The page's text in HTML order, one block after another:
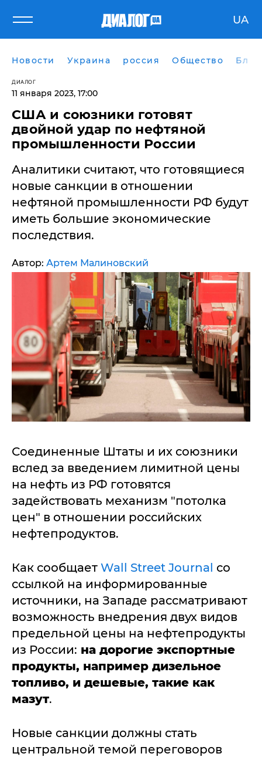
UA
Новости Украина россия Общество
ДИАЛОГ
11 января 2023, 17:00
США и союзники готовят
двойной удар по нефтяной
промышленности России
Аналитики считают, что готовящиеся
новые санкции в отношении
нефтяной промышленности РФ будут
иметь большие экономические
последствия.
Автор: Артем Малиновский
Соединенные Штаты и их союзники
вслед за введением лимитной цены
на нефть из РФ готовятся
задействовать механизм "потолка
цен" в отношении российских
нефтепродуктов.
Как сообщает Wall Street Journal со
ссылкой на информированные
источники, на Западе рассматривают
возможность внедрения двух видов
предельной цены на нефтепродукты
из России: на дорогие экспортные
продукты, например дизельное
топливо, и дешевые, такие как
мазут.
Новые санкции должны стать
центральной темой переговоров